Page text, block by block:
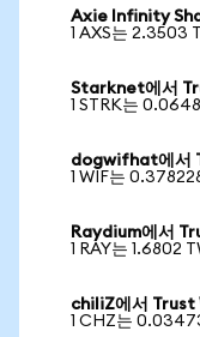
Axie Infinity
1 AXS는 2.3503
Starknet에서
1 STRK는
dogwifhat에서
1 WIF는
Raydium에서
1 RAY는 1.6802
chiliZ에서
1 CHZ는